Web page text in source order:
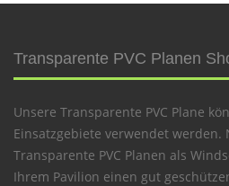
Transparente PVC Planen
Unsere Transparente PVC Plane
Einsatzgebiete verwendet werden.
Transparente PVC Planen als
Ihrem Pavilion einen gut